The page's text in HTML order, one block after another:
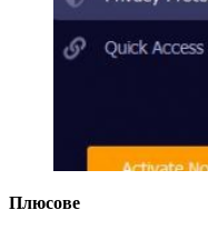
Плюсове